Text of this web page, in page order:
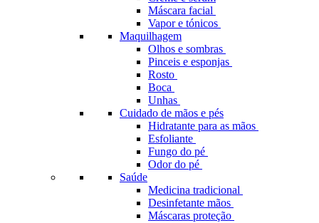
Máscara facial
Vapor e tónicos
Maquilhagem
Olhos e sombras
Pinceis e esponjas
Rosto
Boca
Unhas
Cuidado de mãos e pés
Hidratante para as mãos
Esfoliante
Fungo do pé
Odor do pé
Saúde
Medicina tradicional
Desinfetante mãos
Máscaras proteção